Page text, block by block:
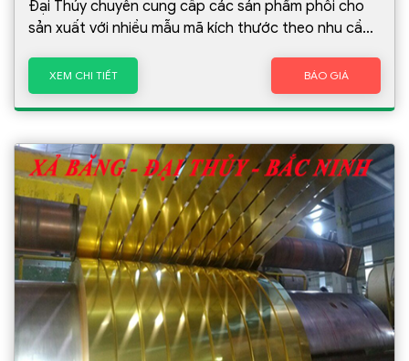
Đại Thủy chuyên cung cấp các sản phẩm phôi cho
sản xuất với nhiều mẫu mã kích thước theo nhu cầu
máy chuyên gia công xả băng- cắt tấm hoạt động
liên tục với công suất cao. Mọi dây chuyền luôn luôn
đồng bộ,tuân thủ nghiêm ngặt với độ chính xác rất
cao. Các sản phẩm được tạo ra luôn đảm bảo đúng
thời gian, kích thước đúng theo nhu cầu của khách
hàng.
XEM CHI TIẾT BÁO GIÁ